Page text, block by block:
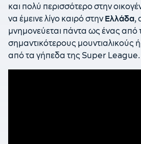
και πολύ περισσότερο στην
να έμεινε λίγο καιρό στηνΕλλάδα,
μνημονεύεται πάντα ως ένας από
σημαντικότερους
από τα γήπεδα της Super League.